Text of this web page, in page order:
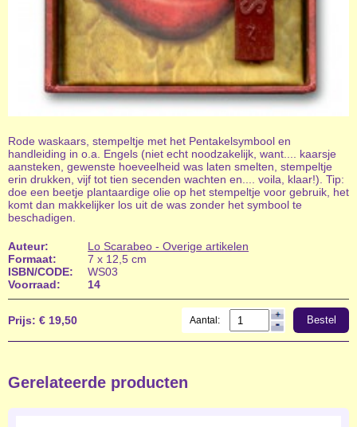
Rode waskaars, stempeltje met het Pentakelsymbool en
handleiding in o.a. Engels (niet echt noodzakelijk, want.... kaarsje
aansteken, gewenste hoeveelheid was laten smelten, stempeltje
erin drukken, vijf tot tien secenden wachten en.... voila, klaar!). Tip:
doe een beetje plantaardige olie op het stempeltje voor gebruik, het
komt dan makkelijker los uit de was zonder het symbool te
beschadigen.
Auteur:
Lo Scarabeo - Overige artikelen
Formaat:
7 x 12,5 cm
ISBN/CODE:
WS03
Voorraad:
14
Prijs: € 19,50 Aantal: Bestel
Gerelateerde producten